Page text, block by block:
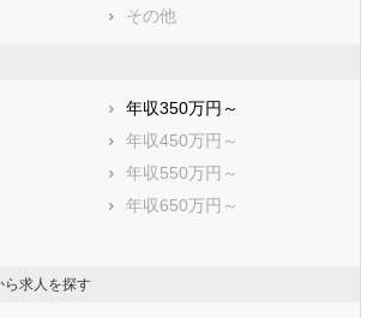
相模原市中央区
平塚市
藤沢市
茅ヶ崎市
三浦市
その他
年収350万円～
年収450万円～
年収550万円～
年収650万円～
ら求人を探す